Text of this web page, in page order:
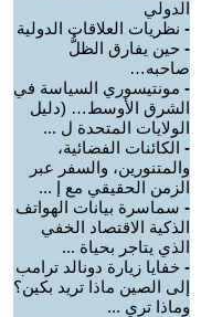
الدولي
- ‏نظريات العلاقات الدولية
- حين يفارق الظلُّ
صاحبه…
- ‏مونتيسوري السياسة في
الشرق الأوسط… (دليل
الولايات المتحدة ل ...
- الكائنات الفضائية،
والمتنورين، والسفر عبر
الزمن الحقيقي مع إ ...
- سماسرة بيانات الهواتف
الذكية الاقتصاد الخفي
الذي يتاجر بحياة ...
- خفايا زيارة دونالد ترامب
إلى الصين ماذا تريد بكين؟
وماذا تري ...